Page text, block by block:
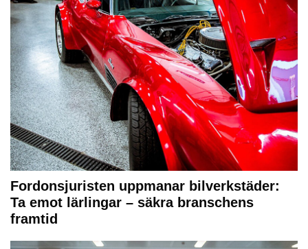
Fordonsjuristen uppmanar bilverkstäder:
Ta emot lärlingar – säkra branschens
framtid